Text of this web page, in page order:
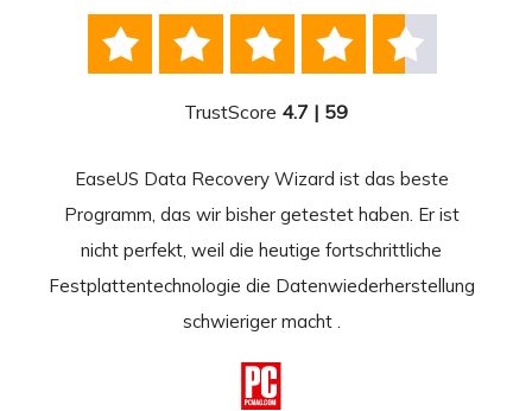
    
TrustScore 4.7 | 59
EaseUS Data Recovery Wizard ist das beste
Programm, das wir bisher getestet haben. Er ist
nicht perfekt, weil die heutige fortschrittliche
Festplattentechnologie die Datenwiederherstellung
schwieriger macht .
